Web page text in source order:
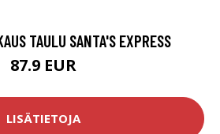
TAULU SANTA'S EXPRESS
87.9 EUR
LISÄTIETOJA